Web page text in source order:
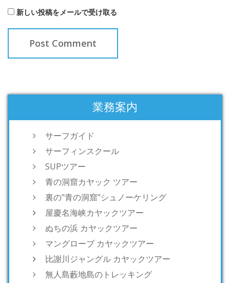
新しい投稿をメールで受け取る
業務案内
サーフガイド
サーフィンスクール
SUPツアー
青の洞窟カヤック ツアー
裏の"青の洞窟"シュノーケリング
屋慶名海峡カヤックツアー
ぬちの浜 カヤックツアー
マングローブ カヤックツアー
比謝川ジャングル カヤックツアー
無人島藪地島のトレッキング